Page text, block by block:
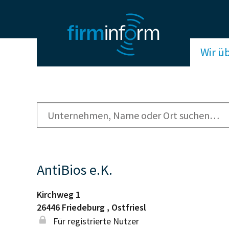
Wir
AntiBios e.K.
Kirchweg 1
26446 Friedeburg , Ostfriesl
Für registrierte Nutzer